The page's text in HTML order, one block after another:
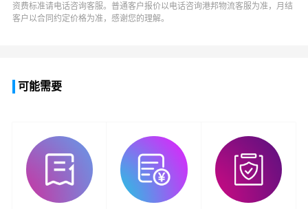
资费标准请电话咨询客服。普通客户报价以电话咨询港邦物流客服为准，月结
客户以合同约定价格为准，感谢您的理解。
可能需要